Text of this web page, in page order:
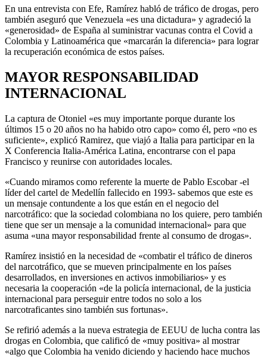
En una entrevista con Efe, Ramírez habló de tráfico de drogas, pero
también aseguró que Venezuela «es una dictadura» y agradeció la
«generosidad» de España al suministrar vacunas contra el Covid a
Colombia y Latinoamérica que «marcarán la diferencia» para lograr
la recuperación económica de estos países.
MAYOR RESPONSABILIDAD
INTERNACIONAL
La captura de Otoniel «es muy importante porque durante los
últimos 15 o 20 años no ha habido otro capo» como él, pero «no es
suficiente», explicó Ramirez, que viajó a Italia para participar en la
X Conferencia Italia-América Latina, encontrarse con el papa
Francisco y reunirse con autoridades locales.
«Cuando miramos como referente la muerte de Pablo Escobar -el
líder del cartel de Medellín fallecido en 1993- sabemos que este es
un mensaje contundente a los que están en el negocio del
narcotráfico: que la sociedad colombiana no los quiere, pero también
tiene que ser un mensaje a la comunidad internacional» para que
asuma «una mayor responsabilidad frente al consumo de drogas».
Ramírez insistió en la necesidad de «combatir el tráfico de dineros
del narcotráfico, que se mueven principalmente en los países
desarrollados, en inversiones en activos inmobiliarios» y es
necesaria la cooperación «de la policía internacional, de la justicia
internacional para perseguir entre todos no solo a los
narcotraficantes sino también sus fortunas».
Se refirió además a la nueva estrategia de EEUU de lucha contra las
drogas en Colombia, que calificó de «muy positiva» al mostrar
«algo que Colombia ha venido diciendo y haciendo hace muchos